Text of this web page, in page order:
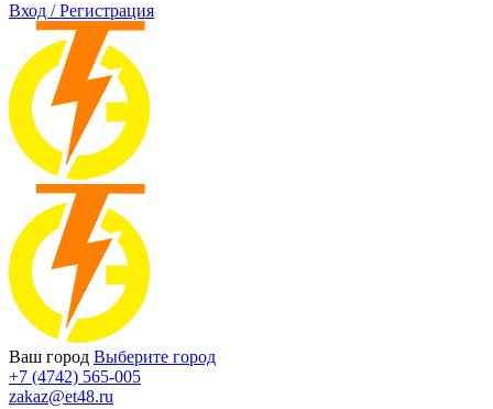
Вход / Регистрация
Ваш город Выберите город
+7 (4742) 565-005
zakaz@et48.ru